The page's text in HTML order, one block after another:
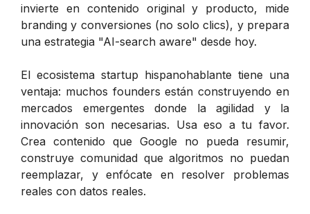
invierte en contenido original y producto, mide
branding y conversiones (no solo clics), y prepara
una estrategia "AI-search aware" desde hoy.
El ecosistema startup hispanohablante tiene una
ventaja: muchos founders están construyendo en
mercados emergentes donde la agilidad y la
innovación son necesarias. Usa eso a tu favor.
Crea contenido que Google no pueda resumir,
construye comunidad que algoritmos no puedan
reemplazar, y enfócate en resolver problemas
reales con datos reales.